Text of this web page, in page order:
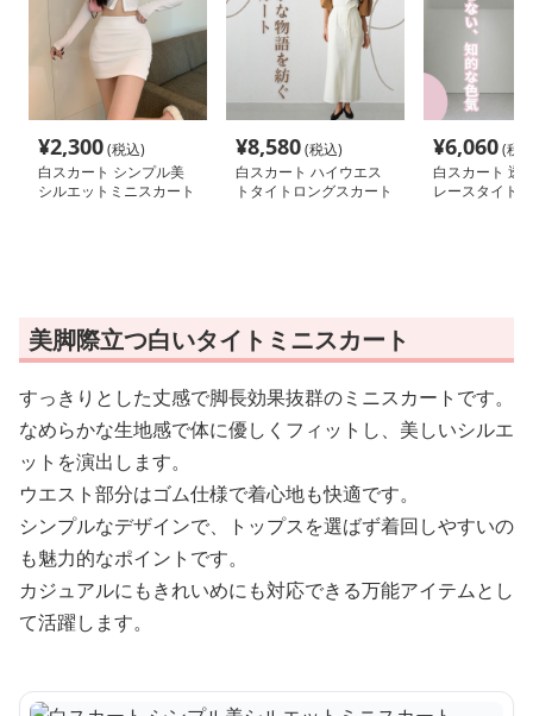
¥2,300(税込)
白スカート シンプル美
シルエットミニスカート
¥8,580(税込)
白スカート ハイウエス
トタイトロングスカート
¥6,060(税
白スカート 透
レースタイト
美脚際立つ白いタイトミニスカート
すっきりとした丈感で脚長効果抜群のミニスカートです。
なめらかな生地感で体に優しくフィットし、美しいシルエ
ットを演出します。
ウエスト部分はゴム仕様で着心地も快適です。
シンプルなデザインで、トップスを選ばず着回しやすいの
も魅力的なポイントです。
カジュアルにもきれいめにも対応できる万能アイテムとし
て活躍します。